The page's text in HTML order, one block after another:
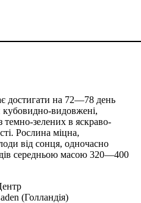
достигати на 72—78 день
кубовидно-видовжені,
темно-зелених в яскраво-
Рослина міцна,
від сонця, одночасно
середньою масою 320—400
(Голландія)